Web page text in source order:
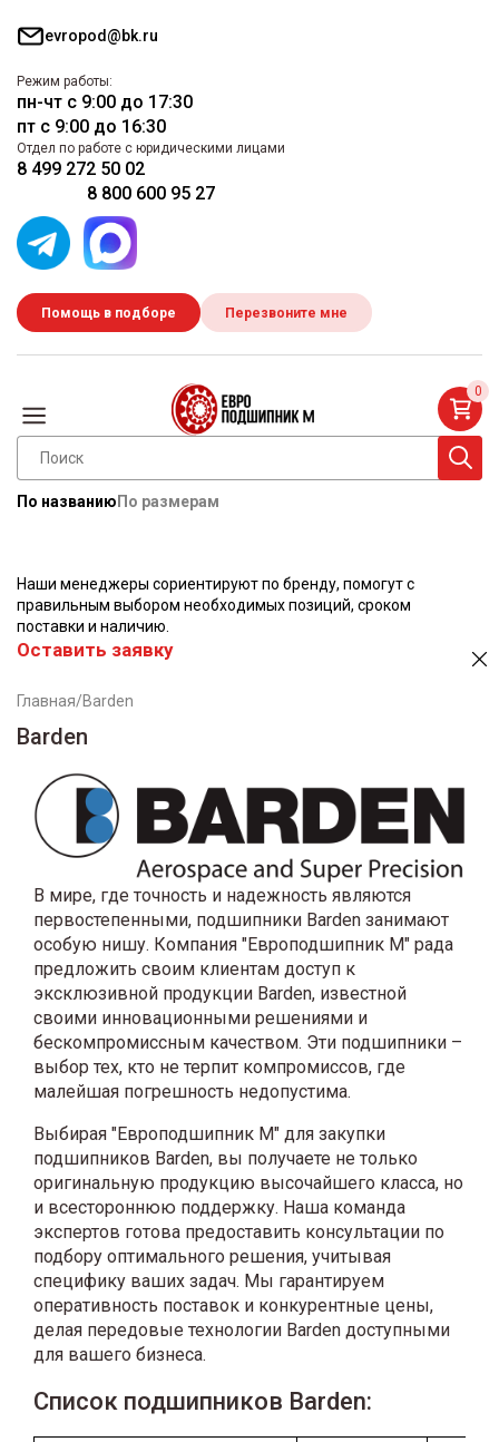
evropod@bk.ru
Режим работы:
пн-чт с 9:00 до 17:30
пт с 9:00 до 16:30
Отдел по работе с юридическими лицами
8 499 272 50 02
8 800 600 95 27
Помощь в подборе Перезвоните мне
По названию По размерам
0
Наши менеджеры сориентируют по бренду, помогут с
правильным выбором необходимых позиций, сроком
поставки и наличию.
Оставить заявку
Главная/Barden
Barden
В мире, где точность и надежность являются
первостепенными, подшипники Barden занимают
особую нишу. Компания "Европодшипник М" рада
предложить своим клиентам доступ к
эксклюзивной продукции Barden, известной
своими инновационными решениями и
бескомпромиссным качеством. Эти подшипники –
выбор тех, кто не терпит компромиссов, где
малейшая погрешность недопустима.
Выбирая "Европодшипник М" для закупки
подшипников Barden, вы получаете не только
оригинальную продукцию высочайшего класса, но
и всестороннюю поддержку. Наша команда
экспертов готова предоставить консультации по
подбору оптимального решения, учитывая
специфику ваших задач. Мы гарантируем
оперативность поставок и конкурентные цены,
делая передовые технологии Barden доступными
для вашего бизнеса.
Список подшипников Barden: